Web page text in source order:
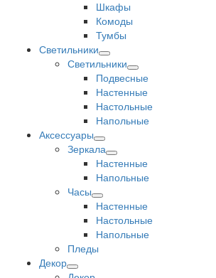
Шкафы
Комоды
Тумбы
Светильники
Светильники
Подвесные
Настенные
Настольные
Напольные
Аксессуары
Зеркала
Настенные
Напольные
Часы
Настенные
Настольные
Напольные
Пледы
Декор